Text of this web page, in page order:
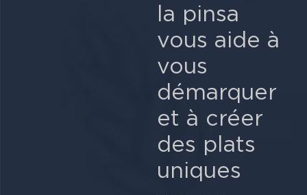
la pinsa
vous aide à
vous
démarquer
et à créer
des plats
uniques